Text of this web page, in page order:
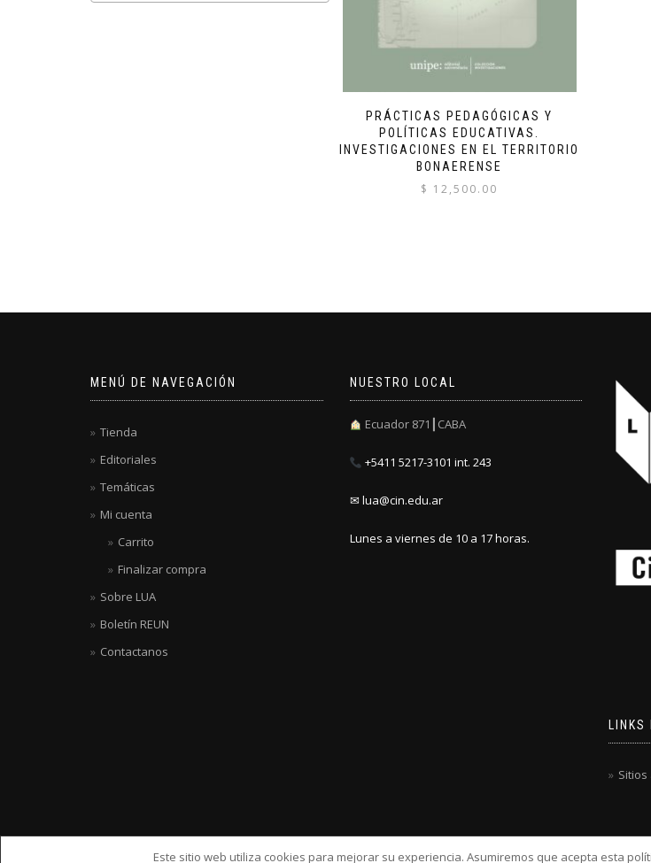
PRÁCTICAS PEDAGÓGICAS Y
POLÍTICAS EDUCATIVAS.
INVESTIGACIONES EN EL TERRITORIO
BONAERENSE
$ 12,500.00
MENÚ DE NAVEGACIÓN
Tienda
Editoriales
Temáticas
Mi cuenta
Carrito
Finalizar compra
Sobre LUA
Boletín REUN
Contactanos
NUESTRO LOCAL
Ecuador 871┃CABA
+5411 5217-3101 int. 243
✉ lua@cin.edu.ar
Lunes a viernes de 10 a 17 horas.
Sitios
Este sitio web utiliza cookies para mejorar su experiencia. Asumiremos que acepta esta